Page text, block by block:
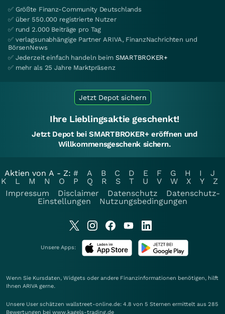
✅ Größte Finanz-Community Deutschlands
✅ über 550.000 registrierte Nutzer
✅ rund 2.000 Beiträge pro Tag
✅ verlagsunabhängige Partner ARIVA, FinanzNachrichten und
BörsenNews
✅ Jederzeit einfach handeln beim SMARTBROKER+
✅ mehr als 25 Jahre Marktpräsenz
Jetzt Depot sichern
Ihre Lieblingsaktie geschenkt!
Jetzt Depot bei SMARTBROKER+ eröffnen und
Willkommensgeschenk sichern.
Aktien von A - Z: # A B C D E F G H I
J
K
L M N O P Q R S T U V W X Y
Z
Impressum
Disclaimer Datenschutz
Datenschutz-
Einstellungen
Nutzungsbedingungen
Unsere Apps:
Wenn Sie Kursdaten, Widgets oder andere Finanzinformationen benötigen, hilft
Ihnen ARIVA gerne.
Unsere User schätzen wallstreet-online.de: 4.8 von 5 Sternen ermittelt aus 285
Bewertungen bei www.kagels-trading.de